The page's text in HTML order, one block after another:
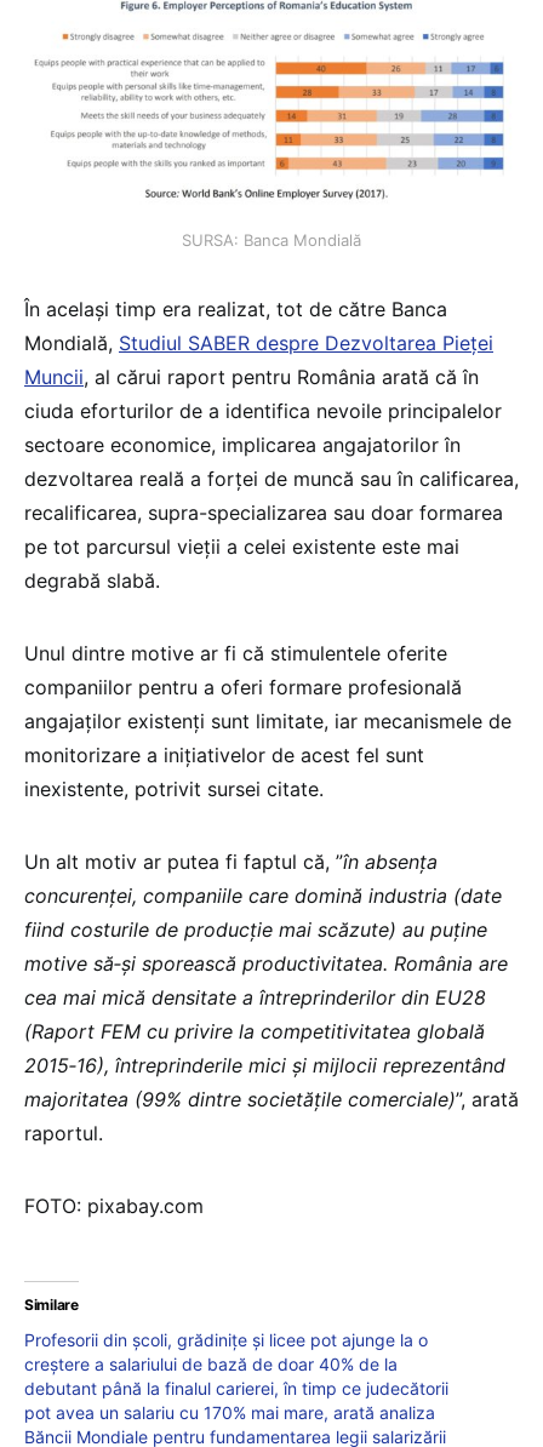
SURSA: Banca Mondială
În același timp era realizat, tot de către Banca
Mondială, Studiul SABER despre Dezvoltarea Pieței
Muncii, al cărui raport pentru România arată că în
ciuda eforturilor de a identifica nevoile principalelor
sectoare economice, implicarea angajatorilor în
dezvoltarea reală a forței de muncă sau în calificarea,
recalificarea, supra-specializarea sau doar formarea
pe tot parcursul vieții a celei existente este mai
degrabă slabă.
Unul dintre motive ar fi că stimulentele oferite
companiilor pentru a oferi formare profesională
angajaţilor existenţi sunt limitate, iar mecanismele de
monitorizare a iniţiativelor de acest fel sunt
inexistente, potrivit sursei citate.
Un alt motiv ar putea fi faptul că, ”în absenţa
concurenţei, companiile care domină industria (date
fiind costurile de producţie mai scăzute) au puţine
motive să‐şi sporească productivitatea. România are
cea mai mică densitate a întreprinderilor din EU28
(Raport FEM cu privire la competitivitatea globală
2015‐16), întreprinderile mici şi mijlocii reprezentând
majoritatea (99% dintre societăţile comerciale)”, arată
raportul.
FOTO: pixabay.com
Similare
Profesorii din școli, grădinițe și licee pot ajunge la o
creștere a salariului de bază de doar 40% de la
debutant până la finalul carierei, în timp ce judecătorii
pot avea un salariu cu 170% mai mare, arată analiza
Băncii Mondiale pentru fundamentarea legii salarizării